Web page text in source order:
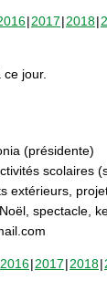
2017 2018
jour.
(présidente)
scolaires
extérieurs,
spectacle,
2016 2017 2018